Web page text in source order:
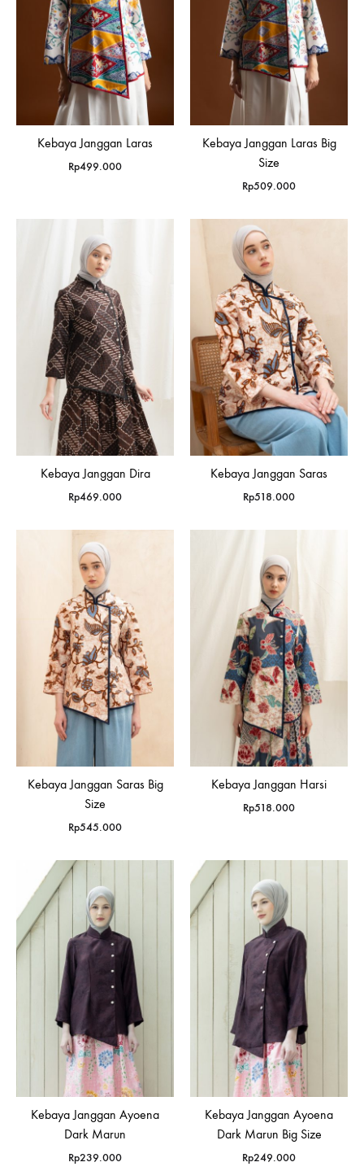
Kebaya Janggan Laras
Rp499.000
Kebaya Janggan Laras Big
Size
Rp509.000
Kebaya Janggan Dira
Rp469.000
Kebaya Janggan Saras
Rp518.000
Kebaya Janggan Saras Big
Size
Rp545.000
Kebaya Janggan Harsi
Rp518.000
Kebaya Janggan Ayoena
Dark Marun
Rp239.000
Kebaya Janggan Ayoena
Dark Marun Big Size
Rp249.000